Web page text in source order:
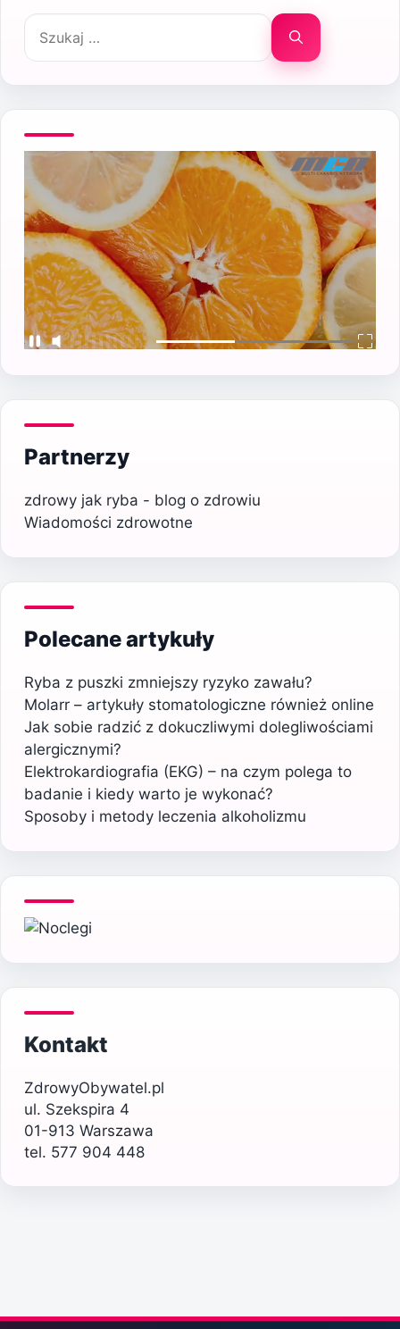
Szukaj:
Partnerzy
zdrowy jak ryba - blog o zdrowiu
Wiadomości zdrowotne
Polecane artykuły
Ryba z puszki zmniejszy ryzyko zawału?
Molarr – artykuły stomatologiczne również online
Jak sobie radzić z dokuczliwymi dolegliwościami
alergicznymi?
Elektrokardiografia (EKG) – na czym polega to
badanie i kiedy warto je wykonać?
Sposoby i metody leczenia alkoholizmu
Kontakt
ZdrowyObywatel.pl
ul. Szekspira 4
01-913 Warszawa
tel. 577 904 448